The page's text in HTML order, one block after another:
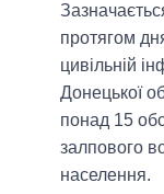
протягом
цивільній
Донецької
понад 15
залпового
населення.